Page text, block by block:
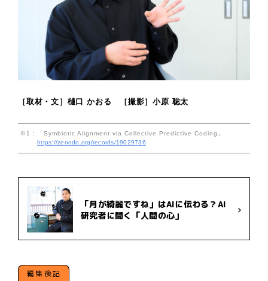
［取材・文］樋口 かおる ［撮影］小原 聡太
※1：
「Symbiotic Alignment via Collective Predictive Coding」
https://zenodo.org/records/19029736
「月が綺麗ですね」はAIに伝わる？AI
研究者に聞く「人間の心」
編集後記